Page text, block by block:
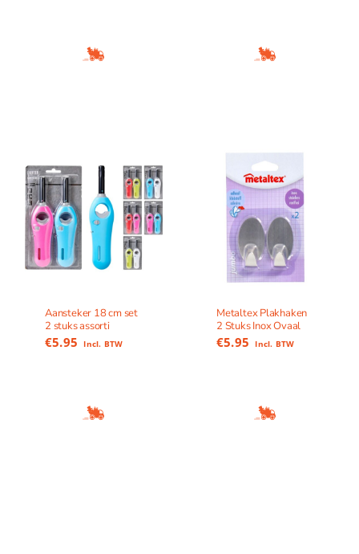
Aansteker 18 cm set
2 stuks assorti
€5.95 Incl. BTW
Metaltex Plakhaken
2 Stuks Inox Ovaal
€5.95 Incl. BTW